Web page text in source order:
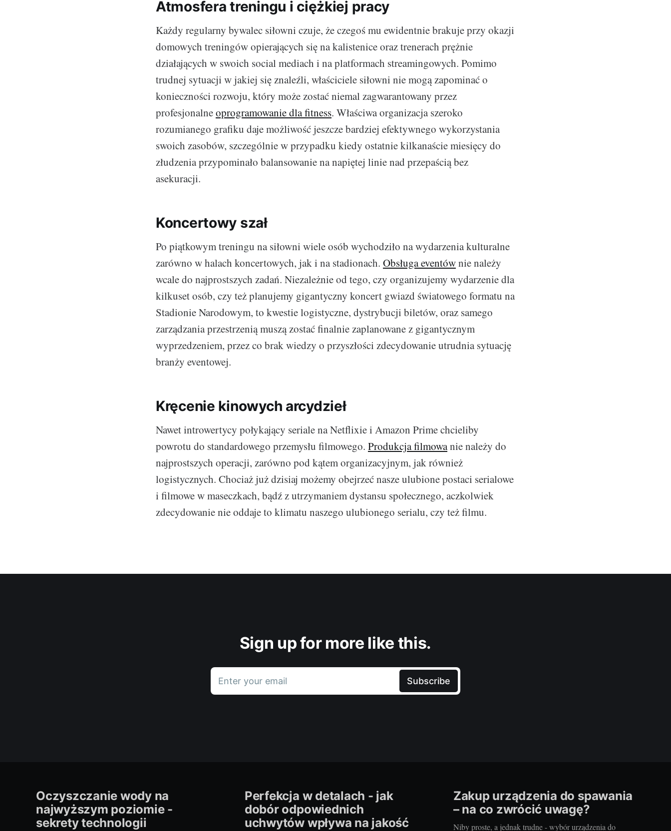
Atmosfera treningu i ciężkiej pracy
Każdy regularny bywalec siłowni czuje, że czegoś mu ewidentnie brakuje przy okazji
domowych treningów opierających się na kalistenice oraz trenerach prężnie
działających w swoich social mediach i na platformach streamingowych. Pomimo
trudnej sytuacji w jakiej się znaleźli, właściciele siłowni nie mogą zapominać o
konieczności rozwoju, który może zostać niemal zagwarantowany przez
profesjonalneoprogramowanie dla fitness. Właściwa organizacja szeroko
rozumianego grafiku daje możliwość jeszcze bardziej efektywnego wykorzystania
swoich zasobów, szczególnie w przypadku kiedy ostatnie kilkanaście miesięcy do
złudzenia przypominało balansowanie na napiętej linie nad przepaścią bez
asekuracji.
Koncertowy szał
Po piątkowym treningu na siłowni wiele osób wychodziło na wydarzenia kulturalne
zarówno w halach koncertowych, jak i na stadionach. Obsługa eventównie należy
wcale do najprostszych zadań. Niezależnie od tego, czy organizujemy wydarzenie dla
kilkuset osób, czy też planujemy gigantyczny koncert gwiazd światowego formatu na
Stadionie Narodowym, to kwestie logistyczne, dystrybucji biletów, oraz samego
zarządzania przestrzenią muszą zostać finalnie zaplanowane z gigantycznym
wyprzedzeniem, przez co brak wiedzy o przyszłości zdecydowanie utrudnia sytuację
branży eventowej.
Kręcenie kinowych arcydzieł
Nawet introwertycy połykający seriale na Netflixie i Amazon Prime chcieliby
powrotu do standardowego przemysłu filmowego. Produkcja filmowanie należy do
najprostszych operacji, zarówno pod kątem organizacyjnym, jak również
logistycznych. Chociaż już dzisiaj możemy obejrzeć nasze ulubione postaci serialowe
i filmowe w maseczkach, bądź z utrzymaniem dystansu społecznego, aczkolwiek
zdecydowanie nie oddaje to klimatu naszego ulubionego serialu, czy też filmu.
Sign up for more like this.
Enter your email Subscribe
Oczyszczanie wody na
najwyższym poziomie -
sekrety technologii
Perfekcja w detalach - jak
dobór odpowiednich
uchwytów wpływa na jakość
Zakup urządzenia do spawania
– na co zwrócić uwagę?
Niby proste, a jednak trudne - wybór urządzenia do